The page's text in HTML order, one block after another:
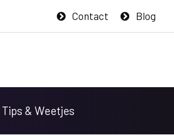
Blog
Contact
Tips & Weetjes